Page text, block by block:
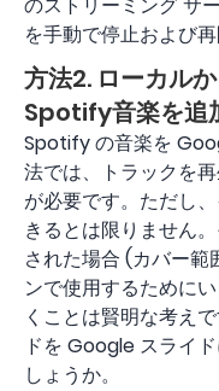
を手動で停止および
方法2. ローカル
Spotify音楽を追
Spotify の音楽を
法では、トラックを
が必要です。ただし
きるとは限りません
された場合 (カバー範
ンで使用するために
くことは賢明な考え
ドを Google スライ
しょうか。